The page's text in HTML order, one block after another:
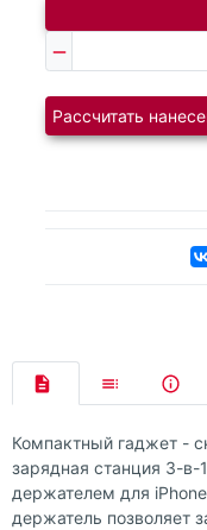
Рассчитать
Компактный гаджет -
зарядная станция 3-
держателем для
держатель позволяет